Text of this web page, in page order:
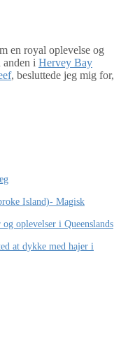
en royal oplevelse og
anden i Hervey Bay
, besluttede jeg mig for,
Island)- Magisk
oplevelser i Queenslands
at dykke med hajer i